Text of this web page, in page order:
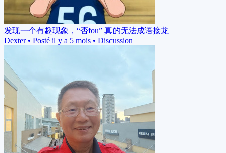
发现一个有趣现象，“否fou” 真的无法成语接龙
Dexter • Posté il y a 5 mois • Discussion